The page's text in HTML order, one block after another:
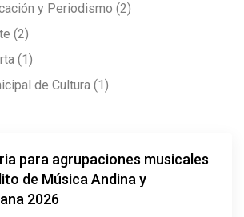
y Periodismo (2)
(2)
(1)
de Cultura (1)